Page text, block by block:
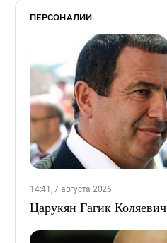
ПЕРСОНАЛИИ
14:41, 7 августа 2026
Царукян Гагик Коляевич